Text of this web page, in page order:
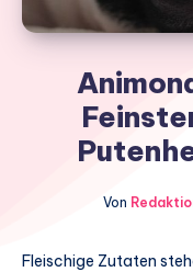
Von
Fleischige Zutaten